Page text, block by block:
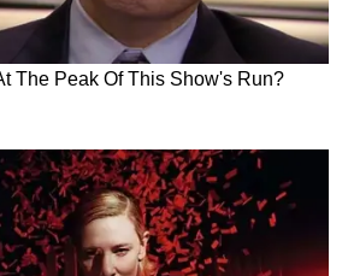
"सस्ता नहीं है भारत, अगर
की इस शिकायत पर
पहली प्रतिक्रिया